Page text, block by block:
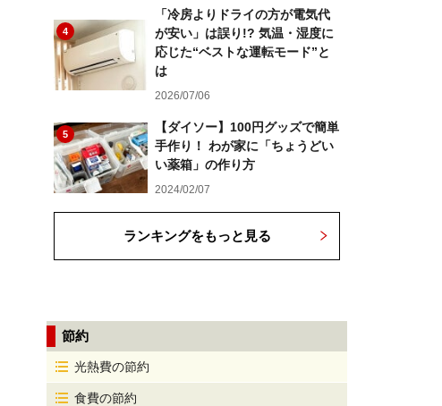
4
「冷房よりドライの方が電気代
が安い」は誤り!? 気温・湿度に
応じた“ベストな運転モード”と
は
2026/07/06
5
【ダイソー】100円グッズで簡単
手作り！ わが家に「ちょうどい
い薬箱」の作り方
2024/02/07
ランキングをもっと見る
節約
光熱費の節約
食費の節約